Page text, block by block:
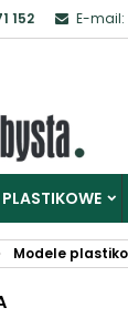
152 E-mail:
Modele